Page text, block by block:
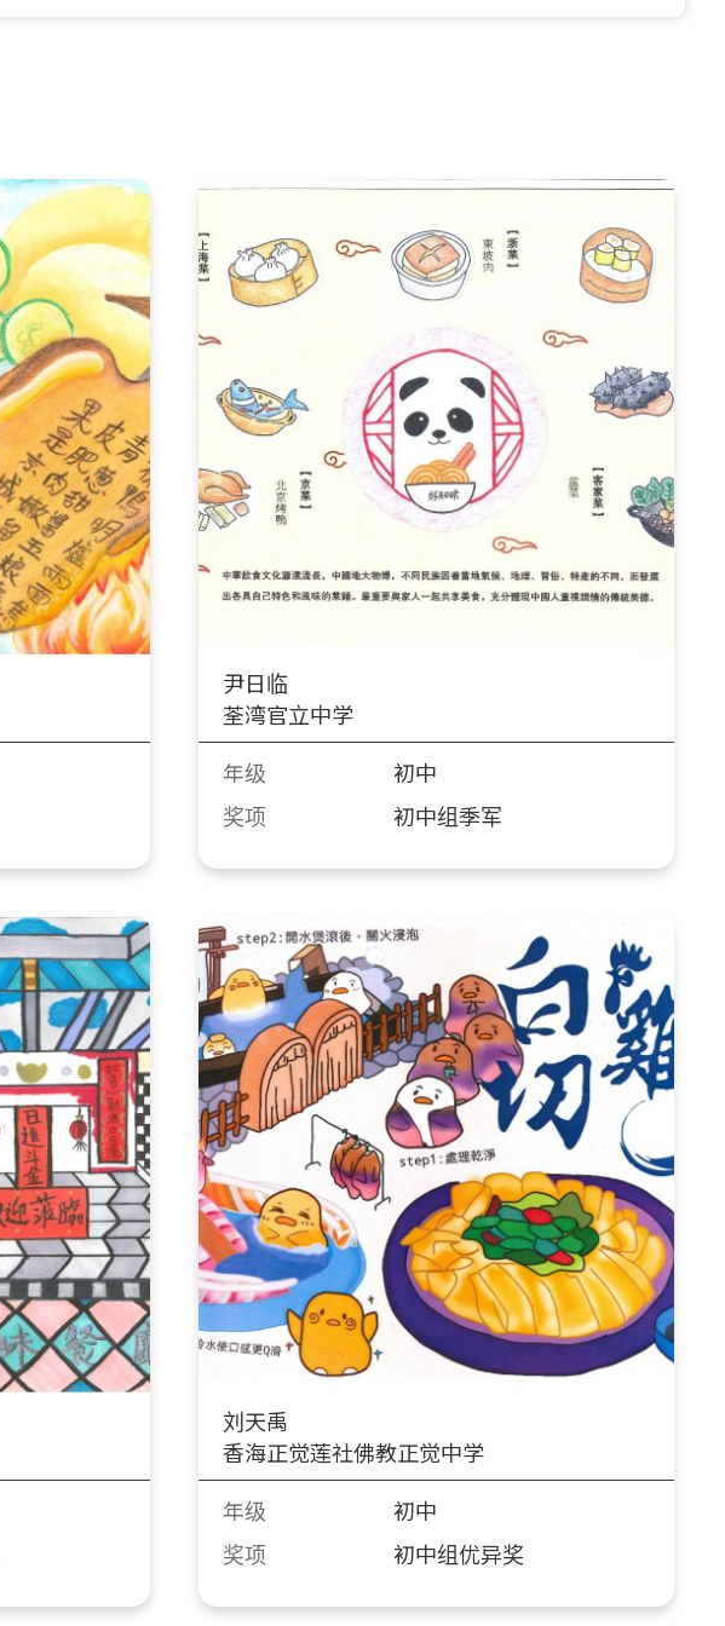
尹日临
荃湾官立中学
年级
初中
奖项
初中组季军
刘天禹
香海正觉莲社佛教正觉中学
年级
初中
奖项
初中组优异奖